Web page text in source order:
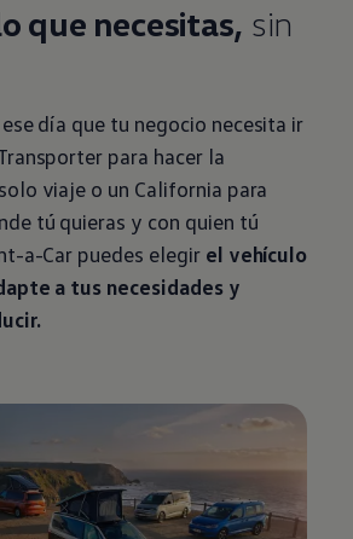
que necesitas, sin
día que tu negocio necesita ir
para hacer la
viaje o un California para
tú quieras y con quien tú
a-Car puedes elegir el vehículo
a tus necesidades y